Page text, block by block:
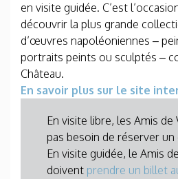
en visite guidée. C’est
découvrir la plus grande
d’œuvres napoléoniennes –
portraits peints ou sculptés –
Château.
En savoir plus sur le site
En visite libre, les Amis de
pas besoin de réserver
En visite guidée, le Amis
doivent prendre un billet